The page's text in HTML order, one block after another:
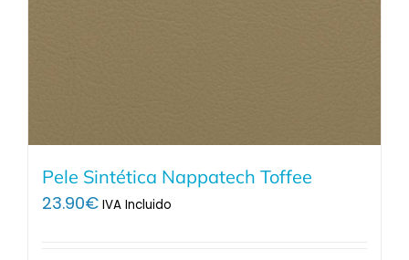
Pele Sintética Nappatech Toffee
23.90€ IVA Incluido